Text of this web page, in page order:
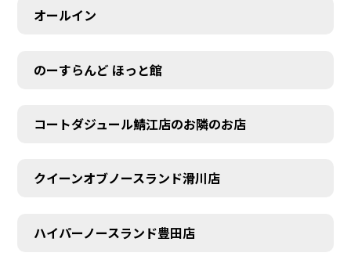
オールイン
のーすらんど ほっと館
コートダジュール鯖江店のお隣のお店
クイーンオブノースランド滑川店
ハイパーノースランド豊田店